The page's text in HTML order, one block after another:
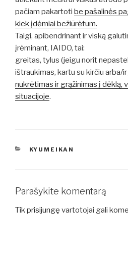
pačiam pakartoti be pašalinės
kiek įdėmiai bežiūrėtum.
Taigi, apibendrinant ir viską
įrėminant, IAIDO, tai:
greitas, tylus (jeigu norit
ištraukimas, kartu su kirčiu arba/
nukrėtimas ir grąžinimas į dėklą,
situacijoje.
KATEGORIJOS
KYUMEIKAN
Parašykite komentarą
Tikprisijungę vartotojai gali